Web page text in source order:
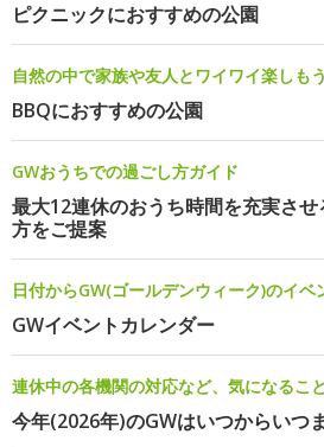
ピクニックにおすすめの公園
自然の中で家族や友人とワイワイ楽しも
BBQにおすすめの公園
GWおうちでの過ごし方ガイド
最大12連休のおうち時間を充実さ
方をご提案
日付からGW(ゴールデンウィーク)のイベ
GWイベントカレンダー
連休中の各機関の対応など、気になるこ
今年(2026年)のGWはいつからいつ